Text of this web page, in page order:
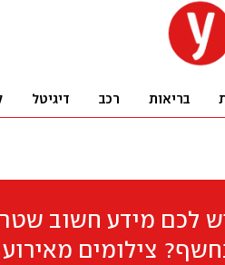
בריאות רכב דיגיטל
לכם מידע חשוב
צילומים מאירוע